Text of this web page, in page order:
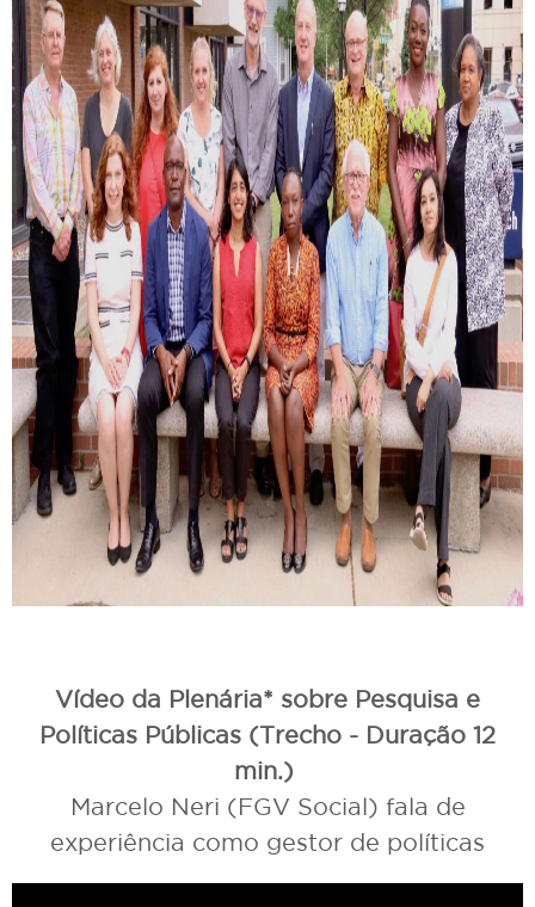
Vídeo da Plenária* sobre Pesquisa e
Políticas Públicas (Trecho - Duração 12
min.)
Marcelo Neri (FGV Social) fala de
experiência como gestor de políticas